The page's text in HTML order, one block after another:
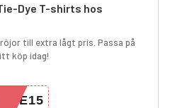
Dye T-shirts hos
till extra lågt pris. Passa på
köp idag!
YE15